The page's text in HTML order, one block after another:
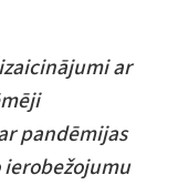
ar
pandēmijas